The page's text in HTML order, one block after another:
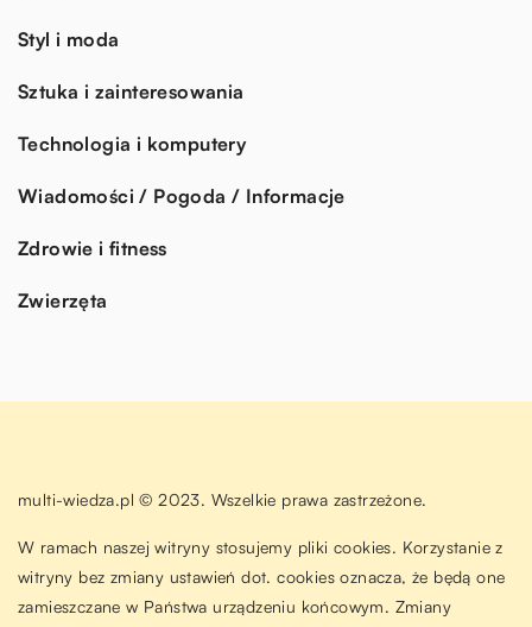
Styl i moda
Sztuka i zainteresowania
Technologia i komputery
Wiadomości / Pogoda / Informacje
Zdrowie i fitness
Zwierzęta
multi-wiedza.pl © 2023. Wszelkie prawa zastrzeżone.
W ramach naszej witryny stosujemy pliki cookies. Korzystanie z
witryny bez zmiany ustawień dot. cookies oznacza, że będą one
zamieszczane w Państwa urządzeniu końcowym. Zmiany